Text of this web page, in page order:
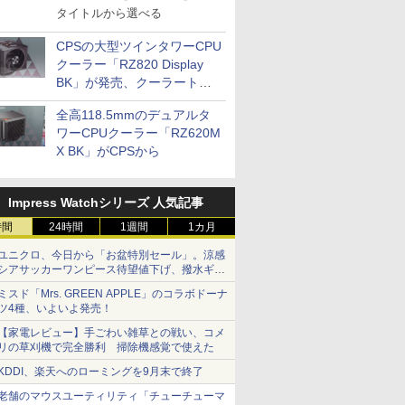
タイトルから選べる
CPSの大型ツインタワーCPU
クーラー「RZ820 Display
BK」が発売、クーラートッ
プに5インチ液晶搭載
全高118.5mmのデュアルタ
ワーCPUクーラー「RZ620M
X BK」がCPSから
Impress Watchシリーズ 人気記事
24時間 1週間 1カ月
ニクロ、今日から「お盆特別セール」。涼感
アサッカーワンピース待望値下げ、撥水ギア
ョーツは1990円に
スド「Mrs. GREEN APPLE」のコラボドーナ
4種、いよいよ発売！
家電レビュー】手ごわい雑草との戦い、コメ
の草刈機で完全勝利 掃除機感覚で使えた
、楽天へのローミングを9月末で終了
舗のマウスユーティリティ「チューチューマ